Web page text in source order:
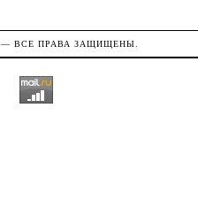
— ВСЕ ПРАВА ЗАЩИЩЕНЫ.